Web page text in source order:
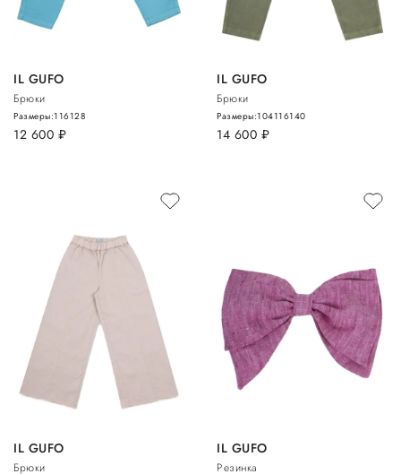
IL GUFO
Брюки
12 600 руб.
Размеры:116128
IL GUFO
Брюки
14 600 руб.
Размеры:104116140
IL GUFO
Брюки
IL GUFO
Резинка